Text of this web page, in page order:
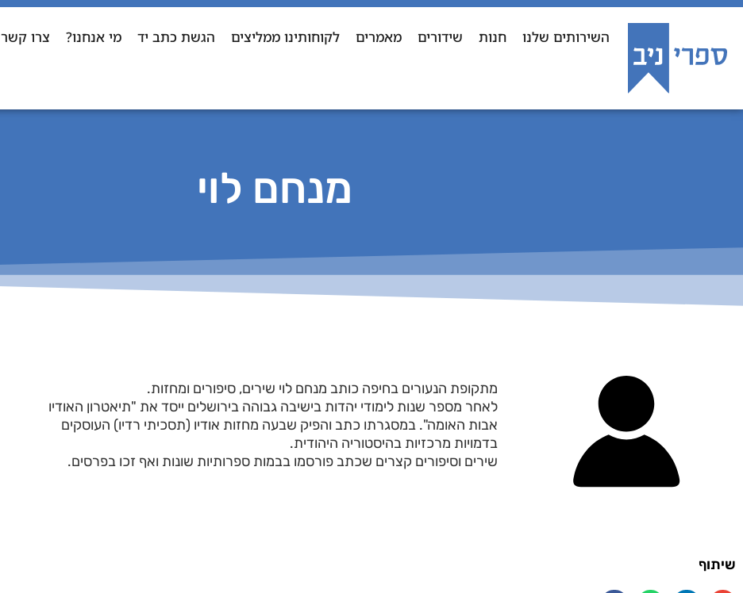
השירותים שלנו חנות שידורים מאמרים לקוחותינו ממליצים הגשת כתב יד מי אנחנו? צרו קשר
מנחם לוי
מתקופת הנעורים בחיפה כותב מנחם לוי שירים, סיפורים ומחזות.
לאחר מספר שנות לימודי יהדות בישיבה גבוהה בירושלים ייסד את "תיאטרון האודיו
אבות האומה". במסגרתו כתב והפיק שבעה מחזות אודיו (תסכיתי רדיו) העוסקים
בדמויות מרכזיות בהיסטוריה היהודית.
שירים וסיפורים קצרים שכתב פורסמו בבמות ספרותיות שונות ואף זכו בפרסים.
שיתוף